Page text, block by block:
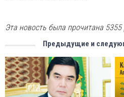
Эта новость была прочитана 5355
Предыдущие и